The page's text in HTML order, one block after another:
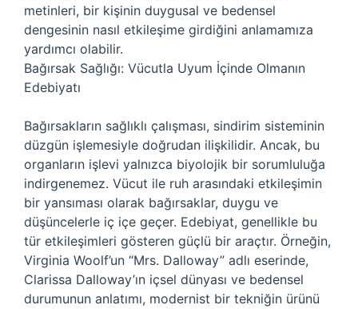
metinleri, bir kişinin duygusal ve bedensel
dengesinin nasıl etkileşime girdiğini anlamamıza
yardımcı olabilir.
Bağırsak Sağlığı: Vücutla Uyum İçinde Olmanın
Edebiyatı
Bağırsakların sağlıklı çalışması, sindirim sisteminin
düzgün işlemesiyle doğrudan ilişkilidir. Ancak, bu
organların işlevi yalnızca biyolojik bir sorumluluğa
indirgenemez. Vücut ile ruh arasındaki etkileşimin
bir yansıması olarak bağırsaklar, duygu ve
düşüncelerle iç içe geçer. Edebiyat, genellikle bu
tür etkileşimleri gösteren güçlü bir araçtır. Örneğin,
Virginia Woolf’un “Mrs. Dalloway” adlı eserinde,
Clarissa Dalloway’ın içsel dünyası ve bedensel
durumunun anlatımı, modernist bir tekniğin ürünü